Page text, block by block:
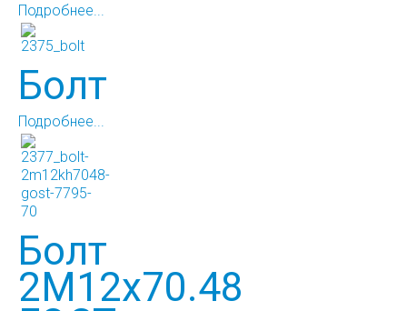
Подробнее...
Болт
Подробнее...
Болт
2М12х70.48